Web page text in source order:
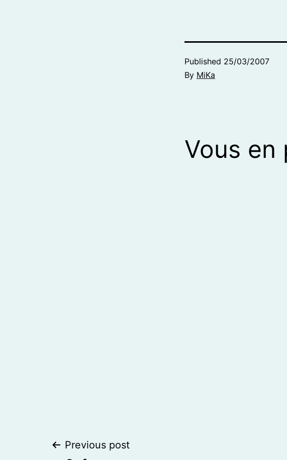
Published 25/03/2007
By MiKa
Vous en
Post
Previous post